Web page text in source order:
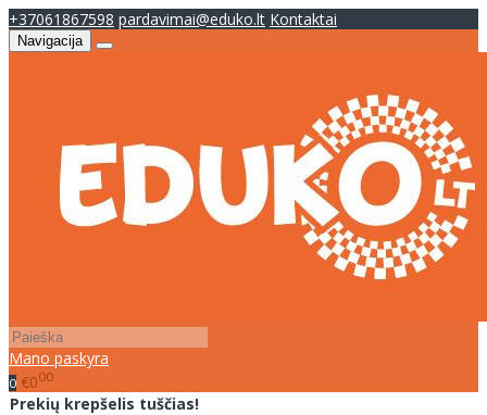
+37061867598 pardavimai@eduko.lt Kontaktai
Navigacija
Mano paskyra
0 €000
Prekių krepšelis tuščias!